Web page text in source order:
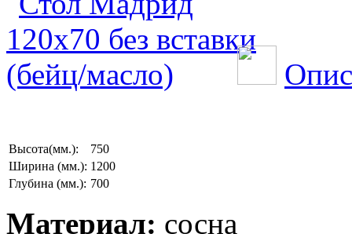
Высота(мм.):
750
Ширина (мм.): 1200
Глубина (мм.): 700
Материал: сосна